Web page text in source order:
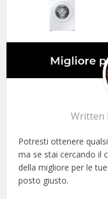
Written
Potresti ottenere
ma se stai cercando il
della migliore per le
posto giusto.